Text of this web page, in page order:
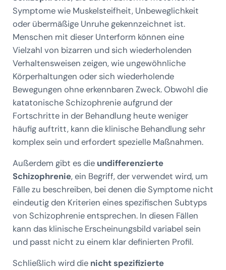
Symptome wie Muskelsteifheit, Unbeweglichkeit
oder übermäßige Unruhe gekennzeichnet ist.
Menschen mit dieser Unterform können eine
Vielzahl von bizarren und sich wiederholenden
Verhaltensweisen zeigen, wie ungewöhnliche
Körperhaltungen oder sich wiederholende
Bewegungen ohne erkennbaren Zweck. Obwohl die
katatonische Schizophrenie aufgrund der
Fortschritte in der Behandlung heute weniger
häufig auftritt, kann die klinische Behandlung sehr
komplex sein und erfordert spezielle Maßnahmen.
Außerdem gibt es die undifferenzierte
Schizophrenie, ein Begriff, der verwendet wird, um
Fälle zu beschreiben, bei denen die Symptome nicht
eindeutig den Kriterien eines spezifischen Subtyps
von Schizophrenie entsprechen. In diesen Fällen
kann das klinische Erscheinungsbild variabel sein
und passt nicht zu einem klar definierten Profil.
Schließlich wird die nicht spezifizierte